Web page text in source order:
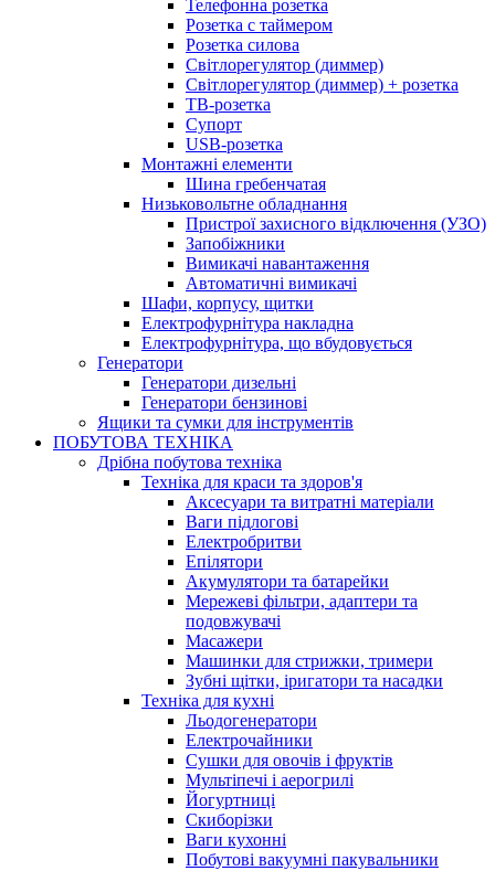
Телефонна розетка
Розетка с таймером
Розетка силова
Світлорегулятор (диммер)
Світлорегулятор (диммер) + розетка
ТВ-розетка
Супорт
USB-розетка
Монтажні елементи
Шина гребенчатая
Низьковольтне обладнання
Пристрої захисного відключення (УЗО)
Запобіжники
Вимикачі навантаження
Автоматичні вимикачі
Шафи, корпусу, щитки
Електрофурнітура накладна
Електрофурнітура, що вбудовується
Генератори
Генератори дизельні
Генератори бензинові
Ящики та сумки для інструментів
ПОБУТОВА ТЕХНІКА
Дрібна побутова техніка
Техніка для краси та здоров'я
Аксесуари та витратні матеріали
Ваги підлогові
Електробритви
Епілятори
Акумулятори та батарейки
Мережеві фільтри, адаптери та
подовжувачі
Масажери
Машинки для стрижки, тримери
Зубні щітки, іригатори та насадки
Техніка для кухні
Льодогенератори
Електрочайники
Сушки для овочів і фруктів
Мультіпечі і аерогрилі
Йогуртниці
Скиборізки
Ваги кухонні
Побутові вакуумні пакувальники